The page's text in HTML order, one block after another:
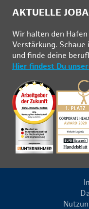
AKTUELLE
Wir hal­ten den
Ver­stär­kung. Schau­e
und fin­de deine
Hier findest Du